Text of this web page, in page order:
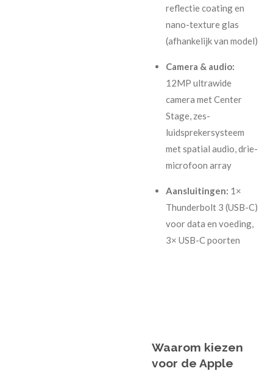
reflectie coating en
nano-texture glas
(afhankelijk van model)
Camera & audio:
12MP ultrawide
camera met Center
Stage, zes-
luidsprekersysteem
met spatial audio, drie-
microfoon array
Aansluitingen: 1×
Thunderbolt 3 (USB-C)
voor data en voeding,
3× USB-C poorten
Waarom kiezen
voor de Apple